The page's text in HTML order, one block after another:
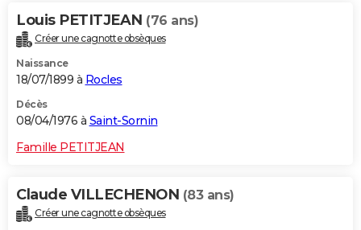
Louis PETITJEAN (76 ans)
Créer une cagnotte obsèques
Naissance
18/07/1899 à Rocles
Décès
08/04/1976 à Saint-Sornin
Famille PETITJEAN
Claude VILLECHENON (83 ans)
Créer une cagnotte obsèques